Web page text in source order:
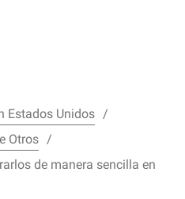
Estados Unidos
Otros
de manera sencilla en